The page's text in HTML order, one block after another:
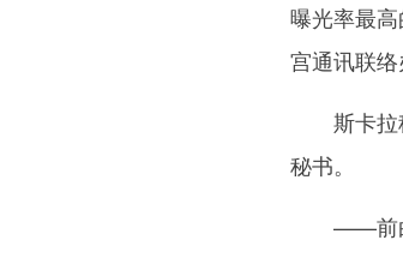
曝光率最
宫通讯联络
斯卡拉穆
秘书。
——前白